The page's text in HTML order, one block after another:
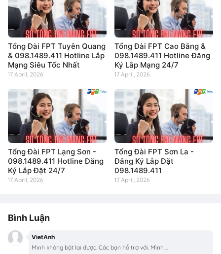
Tổng Đài FPT Tuyên Quang
& 098.1489.411 Hotline Lắp
Mạng Siêu Tốc Nhất
17 April, 2026
Tổng Đài FPT Cao Bằng &
098.1489.411 Hotline Đăng
Ký Lắp Mạng 24/7
17 April, 2026
Tổng Đài FPT Lạng Sơn -
098.1489.411 Hotline Đăng
Ký Lắp Đặt 24/7
17 April, 2026
Tổng Đài FPT Sơn La -
Đăng Ký Lắp Đặt
098.1489.411
17 April, 2026
Bình Luận
VietAnh
Mình không bật lại được. Các bạn hỗ trợ với. Mình ...